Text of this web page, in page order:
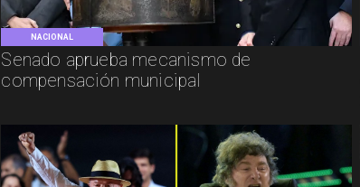
NACIONAL
Senado aprueba mecanismo de
compensación municipal